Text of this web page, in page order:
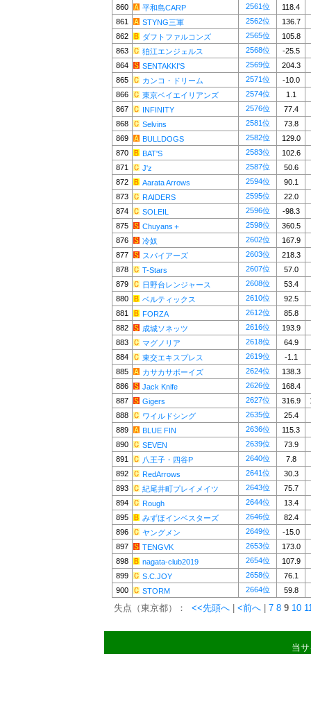
860
平和島CARP 2561位
118.4
861
STYNG三軍 2562位
136.7
862
ダフトファルコンズ 2565位
105.8
863
狛江エンジェルス 2568位
-25.5
864
SENTAKKI'S 2569位
204.3
865
カンコ・ドリーム 2571位
-10.0
866
東京ベイエイリアンズ 2574位
1.1
867
INFINITY 2576位
77.4
868
Selvins 2581位
73.8
869
BULLDOGS 2582位
129.0
870
BAT'S 2583位
102.6
871
J'z 2587位
50.6
872
Aarata Arrows 2594位
90.1
873
RAIDERS 2595位
22.0
874
SOLEIL 2596位
-98.3
875
Chuyans＋ 2598位
360.5
876
冷奴 2602位
167.9
877
スパイアーズ 2603位
218.3
878
T-Stars 2607位
57.0
879
日野台レンジャース 2608位
53.4
880
ベルティックス 2610位
92.5
881
FORZA 2612位
85.8
882
成城ソネッツ 2616位
193.9
883
マグノリア 2618位
64.9
884
東交エキスプレス 2619位
-1.1
885
カサカサボーイズ 2624位
138.3
886
Jack Knife 2626位
168.4
887
Gigers 2627位 316.9
888
ワイルドシング 2635位
25.4
889
BLUE FIN 2636位
115.3
890
SEVEN 2639位
73.9
891
八王子・四谷P 2640位
7.8
892
RedArrows 2641位
30.3
893
紀尾井町プレイメイツ 2643位
75.7
894
Rough 2644位
13.4
895
みずほインベスターズ 2646位
82.4
896
ヤングメン 2649位
-15.0
897
TENGVK 2653位
173.0
898
nagata-club2019 2654位
107.9
899
S.C.JOY 2658位
76.1
900
STORM 2664位 59.8
失点（東京都）： <<先頭へ <前へ 7 8 9 10
当